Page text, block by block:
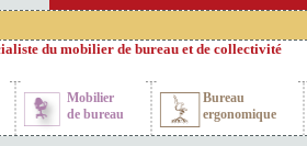
du mobilier de bureau et de collectivité
Mobilier
de bureau
Bureau
ergonomique